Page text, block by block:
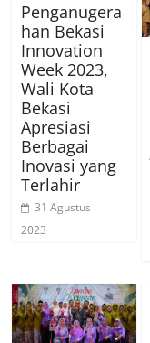
Penganugera
han Bekasi
Innovation
Week 2023,
Wali Kota
Bekasi
Apresiasi
Berbagai
Inovasi yang
Terlahir
31 Agustus
2023